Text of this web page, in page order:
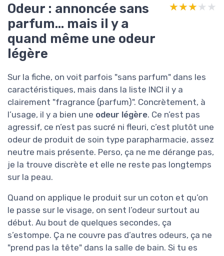
Odeur : annoncée sans
parfum… mais il y a
quand même une odeur
légère
★★★★★
★★★★★
Sur la fiche, on voit parfois "sans parfum" dans les
caractéristiques, mais dans la liste INCI il y a
clairement "fragrance (parfum)". Concrètement, à
l’usage, il y a bien une odeur légère. Ce n’est pas
agressif, ce n’est pas sucré ni fleuri, c’est plutôt une
odeur de produit de soin type parapharmacie, assez
neutre mais présente. Perso, ça ne me dérange pas,
je la trouve discrète et elle ne reste pas longtemps
sur la peau.
Quand on applique le produit sur un coton et qu’on
le passe sur le visage, on sent l’odeur surtout au
début. Au bout de quelques secondes, ça
s’estompe. Ça ne couvre pas d’autres odeurs, ça ne
"prend pas la tête" dans la salle de bain. Si tu es